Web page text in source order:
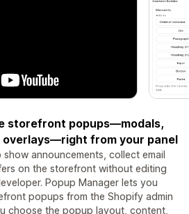
storefront popups—modals,
overlays—right from your panel
announcements, collect email
on the storefront without editing
Popup Manager lets you
popups from the Shopify admin
choose the popup layout, content,